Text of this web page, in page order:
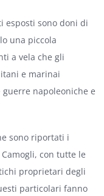
esposti sono doni di
una piccola
a vela che gli
e marinai
napoleoniche e
sono riportati i
con tutte le
proprietari degli
particolari fanno